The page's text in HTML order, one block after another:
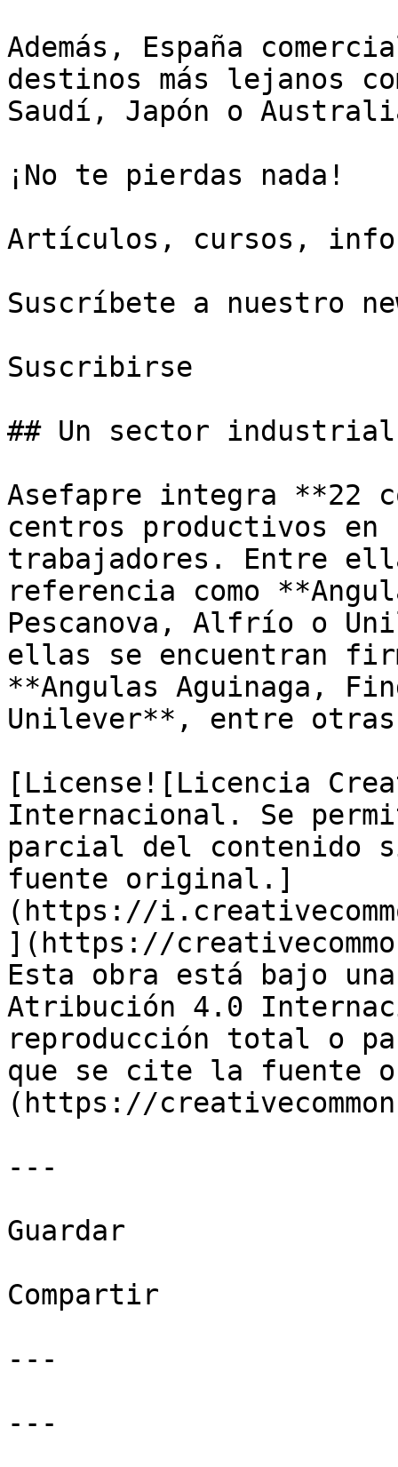
Además, España
destinos más lejanos
Saudí, Japón o
¡No te pierdas nada!
Artículos, cursos,
Suscríbete a nuestro
Suscribirse
## Un sector
Asefapre integra **22
centros productivos en
trabajadores. Entre
referencia como
Pescanova, Alfrío o
ellas se encuentran
**Angulas Aguinaga,
Unilever**, entre
[License![Licencia
Internacional. Se
parcial del contenido
fuente original.]
(https://
](https://
Esta obra está bajo
Atribución 4.0
reproducción total o
que se cite la fuente
(https://
---
Guardar
Compartir
---
---